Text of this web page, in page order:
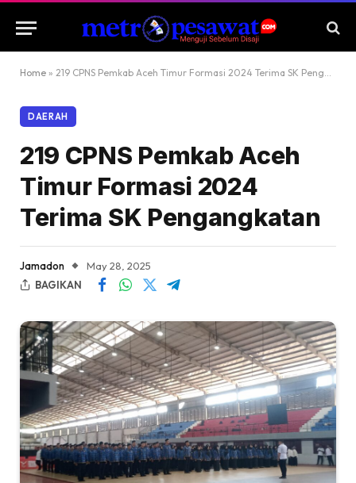
Home » 219 CPNS Pemkab Aceh Timur Formasi 2024 Terima SK Pengangkatan
DAERAH
219 CPNS Pemkab Aceh
Timur Formasi 2024
Terima SK Pengangkatan
Jamadon
May 28, 2025
BAGIKAN